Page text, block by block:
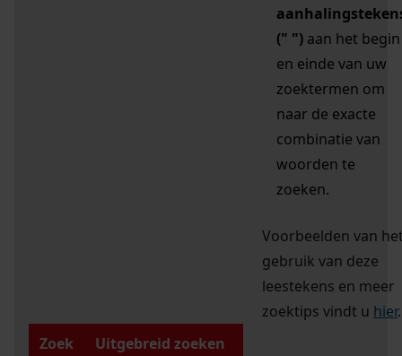
(" ") aan het begin
en einde van uw
zoektermen om
naar de exacte
combinatie van
woorden te
zoeken.
Voorbeelden van
gebruik van deze
leestekens en meer
zoektips vindt u hier.
Zoek
Uitgebreid zoeken